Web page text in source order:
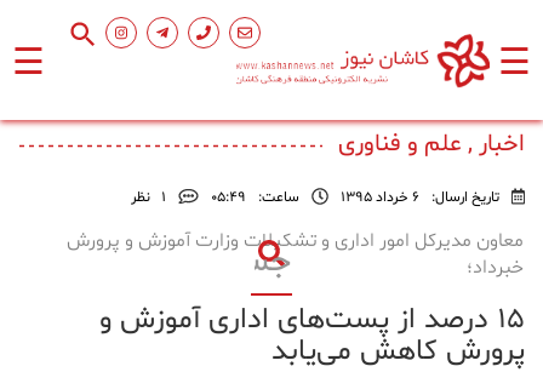
☰ ☰
اصلی
و
اخبار , علم و فناوری
تاریخ ارسال: 6 خرداد 1395 ساعت: ۰۵:۴۹ 1 نظر
معاون مدیرکل امور اداری و تشکیلات وزارت آموزش و پرورش
خبرداد؛
۱۵ درصد از پست‌های اداری آموزش و
پرورش کاهش می‌یابد